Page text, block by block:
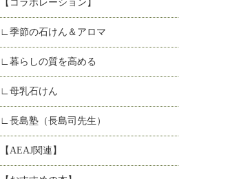
【コラボレーション】
∟季節の石けん＆アロマ
∟暮らしの質を高める
∟母乳石けん
∟長島塾（長島司先生）
【AEAJ関連】